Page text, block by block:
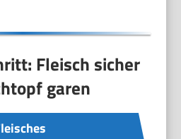
Fleisch sicher
garen